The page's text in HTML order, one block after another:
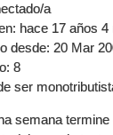
a
hace 17 años 4
desde: 20 Mar
: 8
ser
semana